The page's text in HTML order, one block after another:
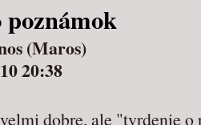
(Maros)
20:38
dobre, ale "tvrdenie